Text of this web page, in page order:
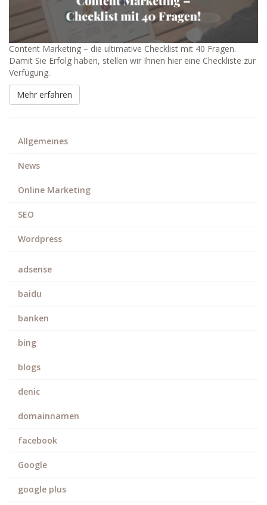
Content Marketing – die ultimative Checklist mit 40 Fragen.
Damit Sie Erfolg haben, stellen wir Ihnen hier eine Checkliste zur
Verfügung.
Mehr erfahren
Allgemeines
News
Online Marketing
SEO
Wordpress
adsense
baidu
banken
bing
blogs
denic
domainnamen
facebook
Google
google plus